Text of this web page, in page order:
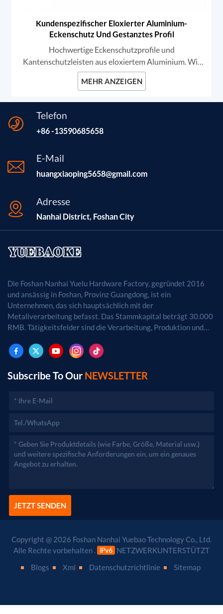
Kundenspezifischer Eloxierter Aluminium-
Eckenschutz Und Gestanztes Profil
Hochwertige Eckenschutzprofile und
Kantenschutzleisten aus eloxiertem Aluminium. Wir
bieten kundenspezifische Extrusions- und
Präzisionsstanzdienstleistungen für Architektur- und
makellose Oberflächen aus und gewährleisten so einen
robusten Kantenschutz und eine nahtlose OEM-
der Serie 6000 (6063-T5 / 6061) Verfahren Extrusion,
Präzisionsstanzen, CNC-Ausklinken
Oberflächenbeschaffenheit Tief eloxiert
architektonische Zierelemente, Geräterahmen
Lieferfähigkeit 50.000 Stück pro Monat Zertifizierung
RoHS-, REACH- und ISO9001-konform
MEHR ANZEIGEN
Telefon
+86 -13590685658
E-Mail
huangxiaoping5658@gmail.com
Adresse
Nanhai District, Foshan City
Die Foshan Nanhai Yuelu Hardware Factory, gegründet 2016
und ansässig in Foshan, Provinz Guangdong, ist ein
Unternehmen, das sich hauptsächlich mit der
Metallverarbeitung befasst. Das Stammkapital beträgt 30.000
RMB. Tätigkeitsfelder sind die Verarbeitung, Produktion und
genehmigungspflichtigen Projekten dürfen die
Geschäftstätigkeiten erst nach Genehmigung durch die
zuständigen Behörden aufgenommen werden.)
Subscribe To Our NEWSLETTER
JETZT SENDEN
Copyright @ 2026 Foshan Nanhai Yuebao Technology Co., Ltd.
Alle Rechte vorbehalten .
NETZWERKUNTERSTÜTZT
Blogs
Xml Datenschutzrichtlinie Sitemap